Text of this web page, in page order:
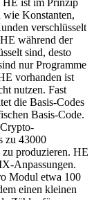
wie Konstanten,
verschlüsselt
während der
sind, desto
nur Programme
vorhanden ist
nutzen. Fast
die Basis-Codes
Basis-Code.
zu 43000
produzieren. HE
Anpassungen.
Modul etwa 100
einen kleinen